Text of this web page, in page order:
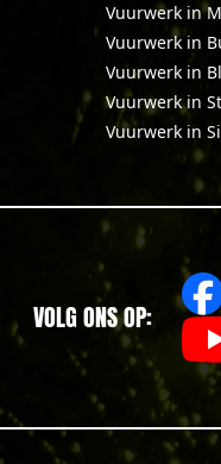
Vuurwerk in
Vuurwerk in
Vuurwerk in
Vuurwerk in
Vuurwerk in
VOLG ONS OP: